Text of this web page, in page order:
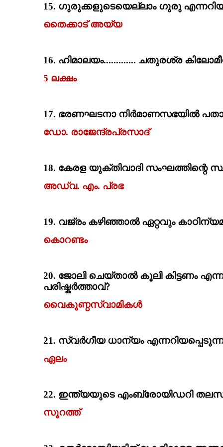
15. ഗുരുക്കളുടെയെല്ലാം ഗുരു
തൈക്കാട്‌ അയ്യ
16. ഹിമാലയം............. ചതുരശ്ര
5 ലക്ഷം
17. ഭരണഘടനാ നിര്‍മാണസഭയില്‍
ഡോ. രാജേന്ദ്രപ്രസാദ്
18. കേരള യുക്തിവാദി സംഘത്തിന്റെ
അഡ്വ. എം. പ്രഭ
19. വജ്രം കഴിഞ്ഞാല്‍ ഏറ്റവും
കൊറണ്ടം
20. ജോലി ചെയ്താല്‍ കൂലി കിട്ടണം
പരിഷ്കര്‍ത്താവ്‌?
വൈകുണ്ഠസ്വാമികള്‍
21. സ്വര്‍ഗീയ ധാന്യം
ഏലം
22. ഇന്ത്യയുടെ എംബ്രോയിഡറി
സൂറത്ത്‌